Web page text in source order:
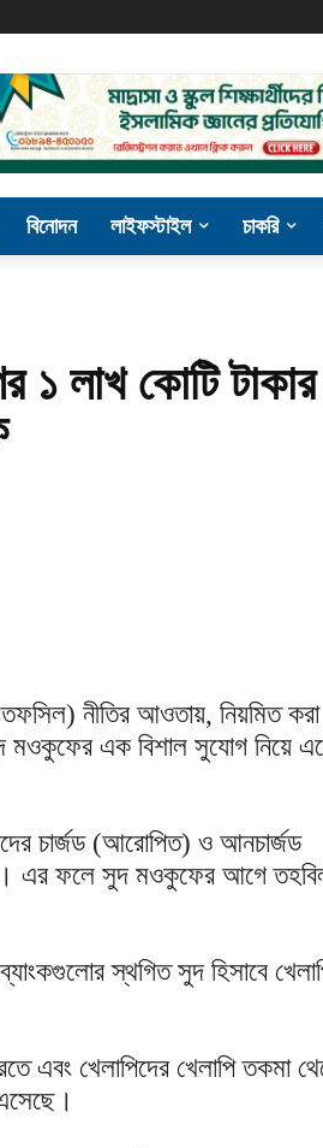
বিনোদন লাইফস্টাইল চাকরি
১ লাখ কোটি
নীতির আওতায়, নিয়মিত করা
মওকুফের এক বিশাল সুযোগ নিয়ে
চার্জড (আরোপিত) ও আনচার্জড
এর ফলে সুদ মওকুফের আগে
স্থগিত সুদ হিসাবে
এবং খেলাপিদের খেলাপি তকমা